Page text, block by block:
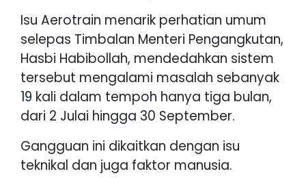
Isu Aerotrain menarik perhatian umum
selepas Timbalan Menteri Pengangkutan,
Hasbi Habibollah, mendedahkan sistem
tersebut mengalami masalah sebanyak
19 kali dalam tempoh hanya tiga bulan,
dari 2 Julai hingga 30 September.
Gangguan ini dikaitkan dengan isu
teknikal dan juga faktor manusia.